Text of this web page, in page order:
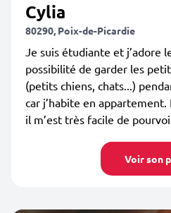
Cylia
80290, Poix-de-Picardie
Je suis étudiante et j’adore
possibilité de garder les
(petits chiens, chats...)
car j’habite en
il m’est très facile de
Voir son